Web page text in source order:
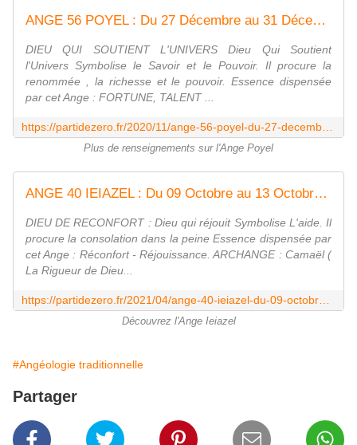
ANGE 56 POYEL : Du 27 Décembre au 31 Décembre. FORTUNE, TALENT. - Evoluons quotidiennement avec Parti de zéro
DIEU QUI SOUTIENT L'UNIVERS Dieu Qui Soutient
l'Univers Symbolise le Savoir et le Pouvoir. Il procure la
renommée , la richesse et le pouvoir. Essence dispensée
par cet Ange : FORTUNE, TALENT ...
Plus de renseignements sur l'Ange Poyel
ANGE 40 IEIAZEL : Du 09 Octobre au 13 Octobre. RECONFORT - REJOUISSANCE - Evoluons quotidiennement avec Parti de zéro
DIEU DE RECONFORT : Dieu qui réjouit Symbolise L'aide. Il
procure la consolation dans la peine Essence dispensée par
cet Ange : Réconfort - Réjouissance. ARCHANGE : Camaël (
La Rigueur de Dieu...
Découvrez l'Ange Ieiazel
#Angéologie traditionnelle
Partager